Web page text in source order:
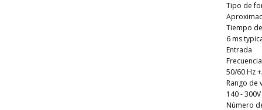
Tipo de
Tiempo
6 ms
Entrada
50/60 Hz
Rango de
140 - 300V
Número